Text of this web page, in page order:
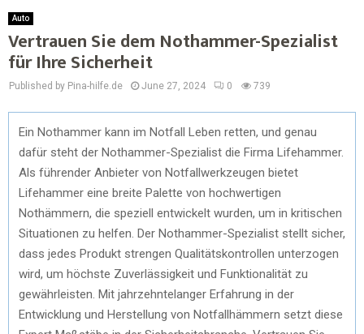
Auto
Vertrauen Sie dem Nothammer-Spezialist
für Ihre Sicherheit
Published by Pina-hilfe.de June 27, 2024 0 739
Ein Nothammer kann im Notfall Leben retten, und genau
dafür steht der Nothammer-Spezialist die Firma Lifehammer.
Als führender Anbieter von Notfallwerkzeugen bietet
Lifehammer eine breite Palette von hochwertigen
Nothämmern, die speziell entwickelt wurden, um in kritischen
Situationen zu helfen. Der Nothammer-Spezialist stellt sicher,
dass jedes Produkt strengen Qualitätskontrollen unterzogen
wird, um höchste Zuverlässigkeit und Funktionalität zu
gewährleisten. Mit jahrzehntelanger Erfahrung in der
Entwicklung und Herstellung von Notfallhämmern setzt diese